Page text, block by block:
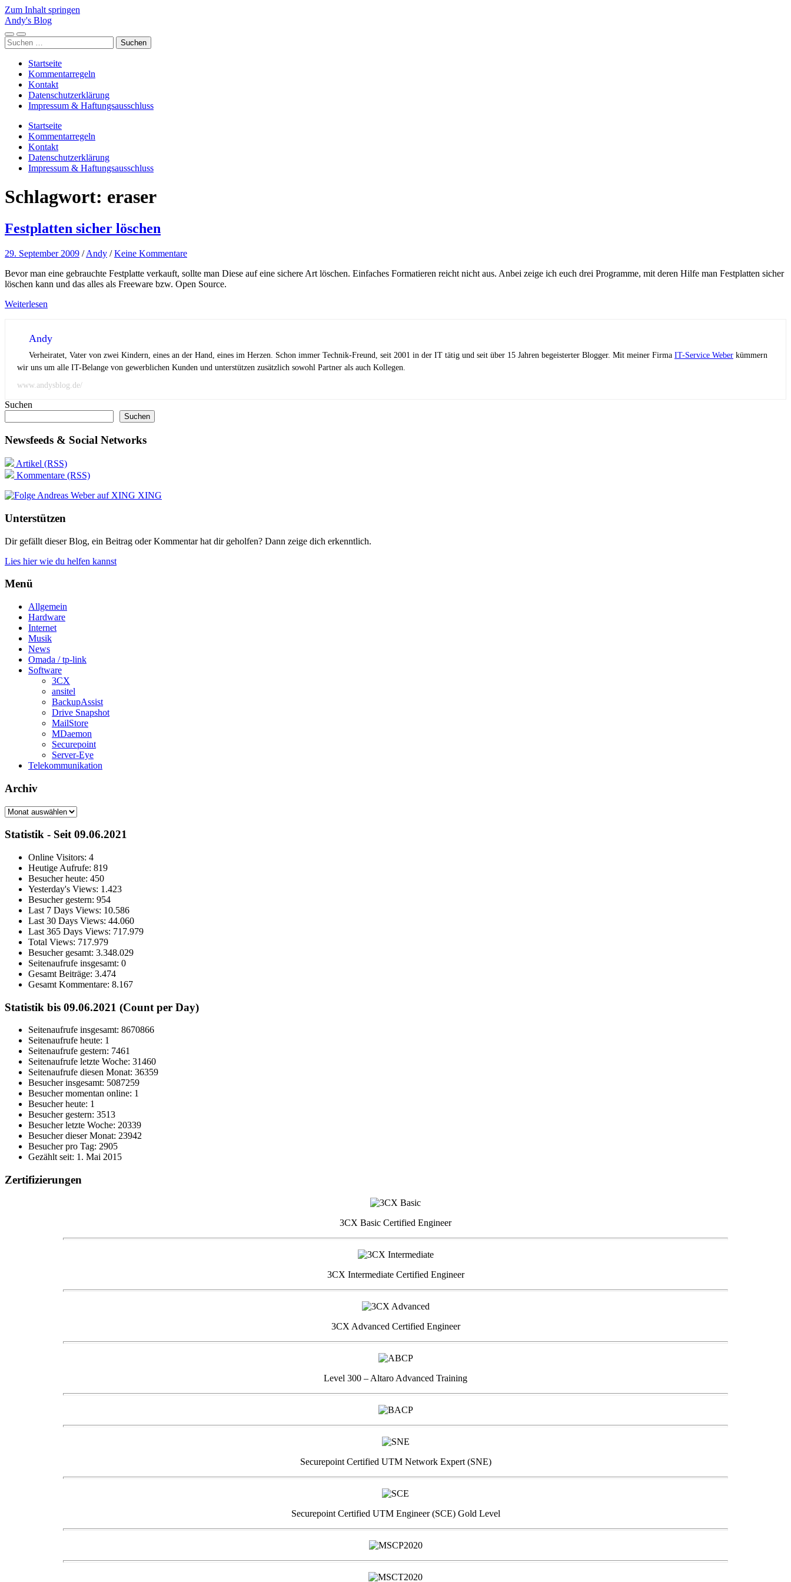
Zum Inhalt springen
Andy's Blog
Mobile-
Menü
Suchfeld
ein-/ausblenden
Suchen
nach:
Startseite
Kommentarregeln
Kontakt
Datenschutzerklärung
Impressum & Haftungsausschluss
Startseite
Kommentarregeln
Kontakt
Datenschutzerklärung
Impressum & Haftungsausschluss
Schlagwort: eraser
Festplatten sicher löschen
29. September 2009 /Andy /Keine Kommentare
Bevor man eine gebrauchte Festplatte verkauft, sollte man Diese auf eine sichere Art löschen. Einfaches Formatieren reicht nicht aus. Anbei zeige ich euch drei Programme, mit deren Hilfe man Festplatten sicher
löschen kann und das alles als Freeware bzw. Open Source.
Weiterlesen
Andy
Verheiratet, Vater von zwei Kindern, eines an der Hand, eines im Herzen. Schon immer Technik-Freund, seit 2001 in der IT tätig und seit über 15 Jahren begeisterter Blogger. Mit meiner Firma IT-Service Weber kümmern
wir uns um alle IT-Belange von gewerblichen Kunden und unterstützen zusätzlich sowohl Partner als auch Kollegen.
www.andysblog.de/
Suchen
Suchen
Newsfeeds & Social Networks
Artikel (RSS)
Kommentare (RSS)
XING
Unterstützen
Dir gefällt dieser Blog, ein Beitrag oder Kommentar hat dir geholfen? Dann zeige dich erkenntlich.
Lies hier wie du helfen kannst
Menü
Allgemein
Hardware
Internet
Musik
News
Omada / tp-link
Software
3CX
ansitel
BackupAssist
Drive Snapshot
MailStore
MDaemon
Securepoint
Server-Eye
Telekommunikation
Archiv
Archiv
Statistik - Seit 09.06.2021
Online Visitors: 4
Heutige Aufrufe: 819
Besucher heute: 450
Yesterday's Views: 1.423
Besucher gestern: 954
Last 7 Days Views: 10.586
Last 30 Days Views: 44.060
Last 365 Days Views: 717.979
Total Views: 717.979
Besucher gesamt: 3.348.029
Seitenaufrufe insgesamt: 0
Gesamt Beiträge: 3.474
Gesamt Kommentare: 8.167
Statistik bis 09.06.2021 (Count per Day)
Seitenaufrufe insgesamt: 8670866
Seitenaufrufe heute: 1
Seitenaufrufe gestern: 7461
Seitenaufrufe letzte Woche: 31460
Seitenaufrufe diesen Monat: 36359
Besucher insgesamt: 5087259
Besucher momentan online: 1
Besucher heute: 1
Besucher gestern: 3513
Besucher letzte Woche: 20339
Besucher dieser Monat: 23942
Besucher pro Tag: 2905
Gezählt seit: 1. Mai 2015
Zertifizierungen
3CX Basic Certified Engineer
3CX Intermediate Certified Engineer
3CX Advanced Certified Engineer
Level 300 – Altaro Advanced Training
Securepoint Certified UTM Network Expert (SNE)
Securepoint Certified UTM Engineer (SCE) Gold Level